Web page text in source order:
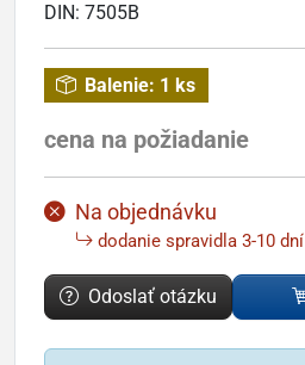
DIN: 7505B
Balenie: 1 ks
cena na požiadanie
Na objednávku
dodanie spravidla 3-10 dní
Odoslať otázku